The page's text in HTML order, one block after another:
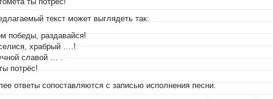
текст может выглядеть так:
победы, раздавайся!
храбрый ….!
славой … .
потрёс!
ответы сопоставляются с записью исполнения песни.